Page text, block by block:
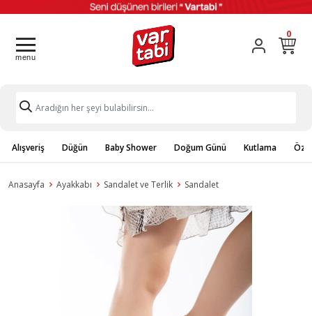
0
Alışveriş Düğün Baby Shower Doğum Günü Kutlama
Anasayfa Ayakkabı Sandalet ve Terlik Sandalet